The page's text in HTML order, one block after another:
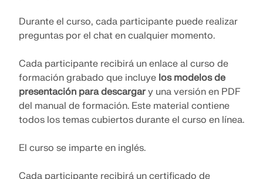
Herramienta de Zona Geográfica
zonas para la determinación rápida de cargas de
Durante el curso, cada participante puede realizar
preguntas por el chat en cualquier momento.
Cada participante recibirá un enlace al curso de
formación grabado que incluye los modelos de
presentación para descargar y una versión en PDF
del manual de formación. Este material contiene
todos los temas cubiertos durante el curso en línea.
El curso se imparte en inglés.
Cada participante recibirá un certificado de